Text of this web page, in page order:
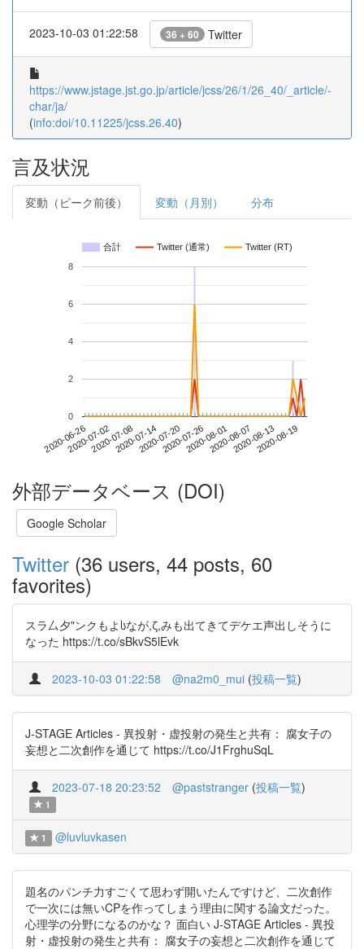
2023-10-03 01:22:58 36 + 60 Twitter
https://www.jstage.jst.go.jp/article/jcss/26/1/26_40/_article/-
char/ja/
(info:doi/10.11225/jcss.26.40)
言及状況
変動（ピーク前後） 変動（月別） 分布
合計 Twitter (通常) Twitter (RT)
2020-06-262020-07-022020-07-082020-07-142020-07-202020-07-262020-08-012020-08-072020-08-132020-08-19
0
2
4
6
8
外部データベース (DOI)
Google Scholar
Twitter (36 users, 44 posts, 60
favorites)
スラ厶夕"ンクもよსなが,ζ,みも出てきてデケエ声出しそうに
なった https://t.co/sBkvS5lEvk
2023-10-03 01:22:58 @na2m0_mui (投稿一覧)
J-STAGE Articles - 異投射・虚投射の発生と共有： 腐女子の
妄想と二次創作を通じて https://t.co/J1FrghuSqL
2023-07-18 20:23:52 @paststranger (投稿一覧)
1
1 @luvluvkasen
題名のパンチ力すごくて思わず開いたんですけど、二次創作
で一次には無いCPを作ってしまう理由に関する論文だった。
心理学の分野になるのかな？ 面白い J-STAGE Articles - 異投
射・虚投射の発生と共有： 腐女子の妄想と二次創作を通じて